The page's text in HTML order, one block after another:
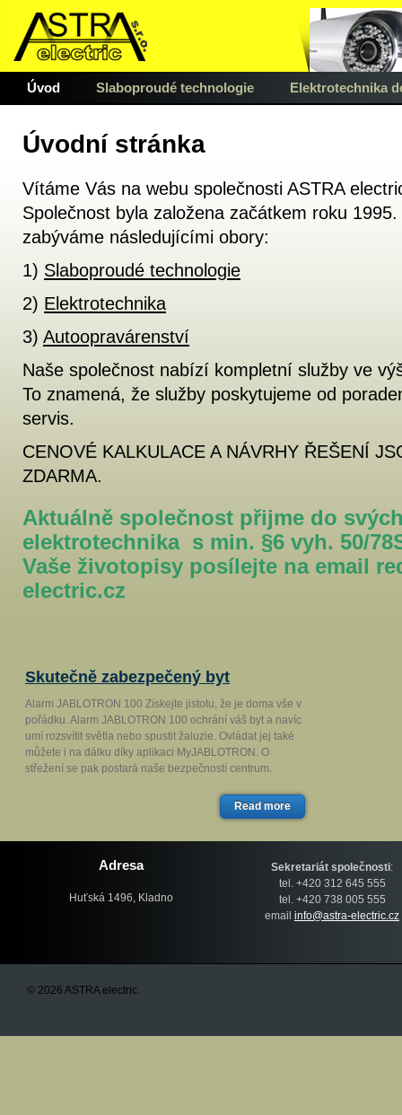
Úvod Slaboproudé technologie Elektrotechnika
Úvodní stránka
Vítáme Vás na webu společnosti ASTRA
Společnost byla založena začátkem roku
zabýváme následujícími obory:
1) Slaboproudé technologie
2) Elektrotechnika
3) Autoopravárenství
Naše společnost nabízí kompletní služby ve
To znamená, že služby poskytujeme od
servis.
CENOVÉ KALKULACE A NÁVRHY ŘEŠENÍ
ZDARMA.
Aktuálně společnost přijme do
elektrotechnika s min. §6 vyh. 50/
Vaše životopisy posílejte na email
electric.cz
Skutečně zabezpečený byt
Alarm JABLOTRON 100 Získejte jistotu, že je doma vše v
pořádku. Alarm JABLOTRON 100 ochrání váš byt a navíc
umí rozsvítit světla nebo spustit žaluzie. Ovládat jej také
můžete i na dálku díky aplikaci MyJABLOTRON. O
střežení se pak postará naše bezpečností centrum.
Read more
Adresa
Huťská 1496, Kladno
Sekretariát společnosti:
tel. +420 312 645 555
tel. +420 738 005 555
email info@astra-electric.cz
© 2026 ASTRA electric.